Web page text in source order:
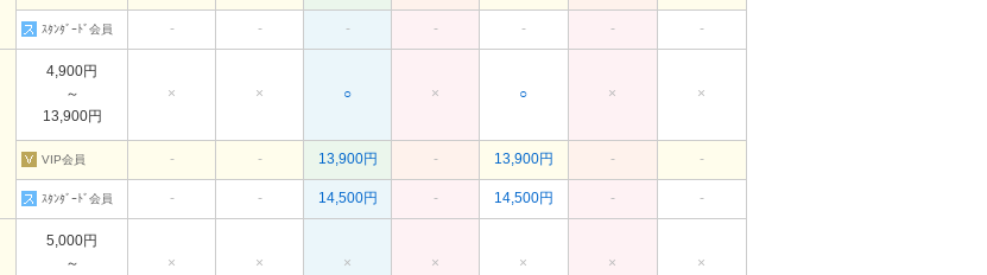
ｽﾀﾝﾀﾞｰﾄﾞ会員 - - - - - - -
4,900円
～
13,900円
× × ○ × ○ × ×
VIP会員 - - 13,900円 - 13,900円 - -
ｽﾀﾝﾀﾞｰﾄﾞ会員 - - 14,500円 - 14,500円 - -
5,000円
～
× × × × × × ×